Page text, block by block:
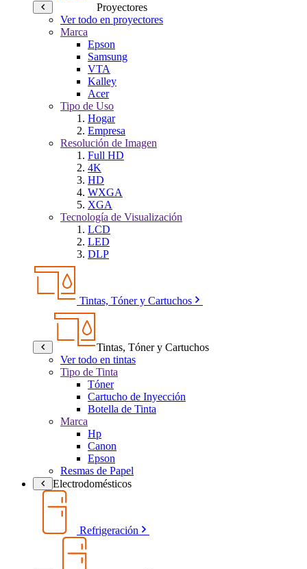
Proyectores
Ver todo en proyectores
Marca
Epson
Samsung
VTA
Kalley
Acer
Tipo de Uso
Hogar
Empresa
Resolución de Imagen
Full HD
4K
HD
WXGA
XGA
Tecnología de Visualización
LCD
LED
DLP
Tintas, Tóner y Cartuchos
Tintas, Tóner y Cartuchos
Ver todo en tintas
Tipo de Tinta
Tóner
Cartucho de Inyección
Botella de Tinta
Marca
Hp
Canon
Epson
Resmas de Papel
Electrodomésticos
Refrigeración